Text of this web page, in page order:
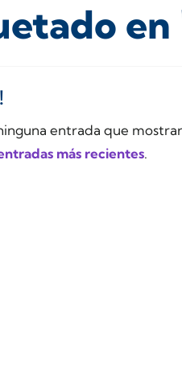
en
entrada que
más recientes.